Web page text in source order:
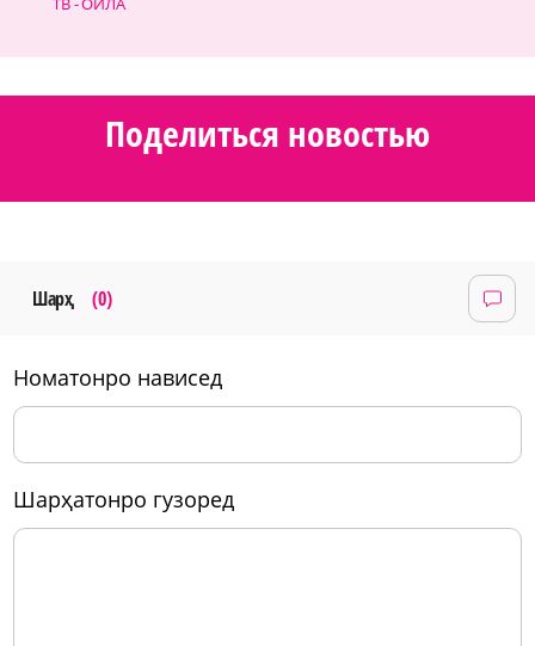
Поделиться новостью
Шарҳ (0)
номатонро нависед
шарҳатонро гузоред